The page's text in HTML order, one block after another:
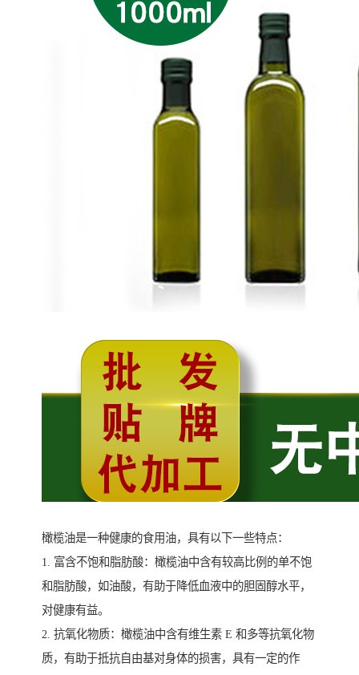
橄榄油是一种健康的食用油，具有以下一些特点：
1. 富含不饱和脂肪酸：橄榄油中含有较高比例的单不饱
和脂肪酸，如油酸，有助于降低血液中的胆固醇水平，
对健康有益。
2. 抗氧化物质：橄榄油中含有维生素 E 和多等抗氧化物
质，有助于抵抗自由基对身体的损害，具有一定的作